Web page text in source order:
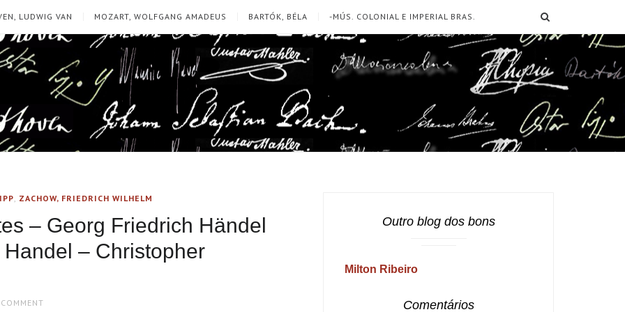
LUDWIG VAN MOZART, WOLFGANG AMADEUS BARTÓK, BÉLA -MÚS. COLONIAL E IMPERIAL BRAS.
, ZACHOW, FRIEDRICH WILHELM
– Georg Friedrich Händel
– Christopher
Outro blog dos bons
Milton Ribeiro
Comentários